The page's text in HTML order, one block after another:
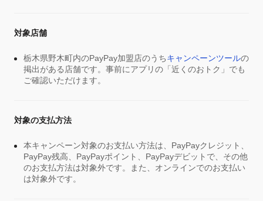
対象店舗
栃木県野木町内のPayPay加盟店のうちキャンペーンツールの
掲出がある店舗です。事前にアプリの「近くのおトク」でも
ご確認いただけます。
対象の支払方法
本キャンペーン対象のお支払い方法は、PayPayクレジット、
PayPay残高、PayPayポイント、PayPayデビットで、その他
のお支払方法は対象外です。また、オンラインでのお支払い
は対象外です。